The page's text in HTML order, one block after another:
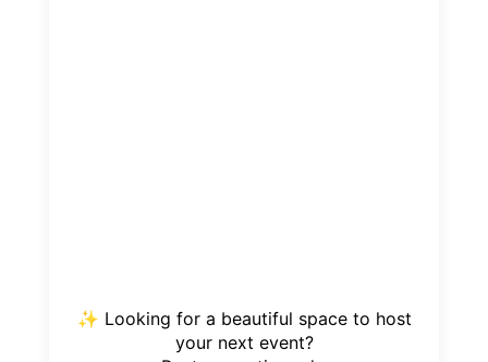
✨ Looking for a beautiful space to host
your next event?